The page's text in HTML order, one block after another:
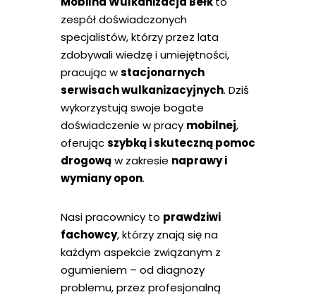
zespół doświadczonych
specjalistów, którzy przez lata
zdobywali wiedzę i umiejętności,
pracując wstacjonarnych
serwisach wulkanizacyjnych. Dziś
wykorzystują swoje bogate
doświadczenie w pracy mobilnej,
oferującszybką i skuteczną pomoc
drogowąw zakresie naprawy i
wymiany opon.
Nasi pracownicy to prawdziwi
fachowcy, którzy znają się na
każdym aspekcie związanym z
ogumieniem – od diagnozy
problemu, przez profesjonalną